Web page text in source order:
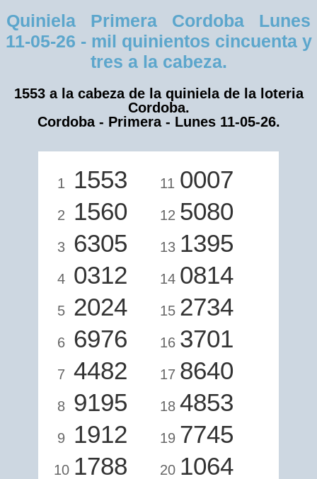
Quiniela Primera Cordoba Lunes
11-05-26 - mil quinientos cincuenta y
tres a la cabeza.
1553 a la cabeza de la quiniela de la loteria
Cordoba.
Cordoba - Primera - Lunes 11-05-26.
1 1553
2 1560
3 6305
4 0312
5 2024
6 6976
7 4482
8 9195
9 1912
10 1788
11 0007
12 5080
13 1395
14 0814
15 2734
16 3701
17 8640
18 4853
19 7745
20 1064